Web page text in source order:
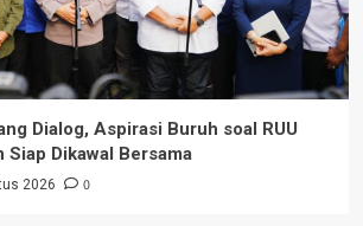
Dialog, Aspirasi Buruh soal RUU
Siap Dikawal Bersama
2026 0